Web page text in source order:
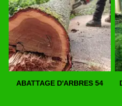
ABATTAGE D'ARBRES 54